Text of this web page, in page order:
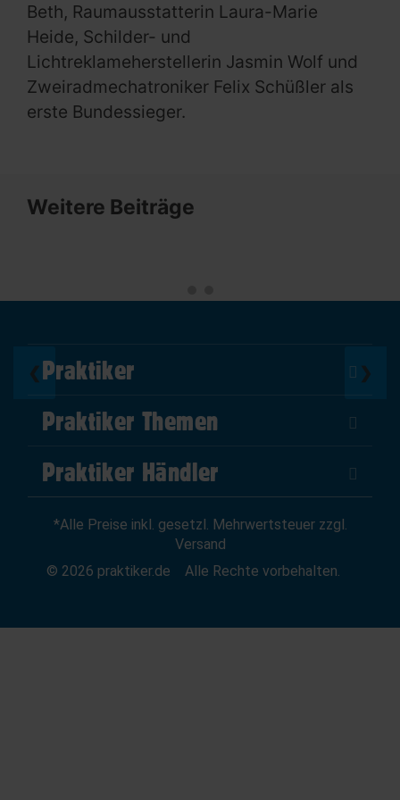
Beth, Raumausstatterin Laura-Marie
Heide, Schilder- und
Lichtreklameherstellerin Jasmin Wolf und
Zweiradmechatroniker Felix Schüßler als
erste Bundessieger.
Weitere Beiträge
❮ ❯
Praktiker
Über Uns
Impressum
AGB
Widerrufsrecht
Praktiker Themen
DIY Helden
Marktplatz
News
Praktiker Händler
Zum Händler-Login
Affiliate Partnerprogramm
*Alle Preise inkl. gesetzl. Mehrwertsteuer zzgl.
Versand
© 2026 praktiker.de
Alle Rechte vorbehalten.